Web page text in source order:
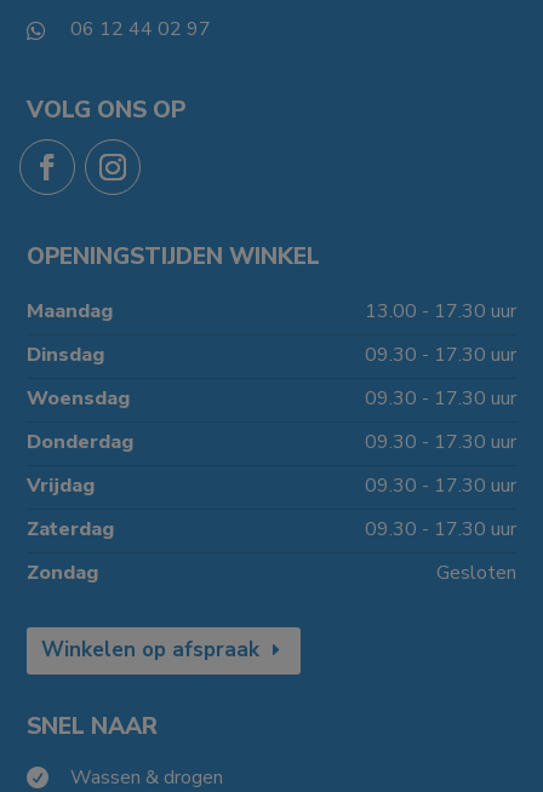
 06 12 44 02 97
VOLG ONS OP
OPENINGSTIJDEN WINKEL
Maandag
13.00 - 17.30 uur
Dinsdag
09.30 - 17.30 uur
Woensdag
09.30 - 17.30 uur
Donderdag
09.30 - 17.30 uur
Vrijdag
09.30 - 17.30 uur
Zaterdag
09.30 - 17.30 uur
Zondag
Gesloten
Winkelen op afspraak
SNEL NAAR
 Wassen & drogen